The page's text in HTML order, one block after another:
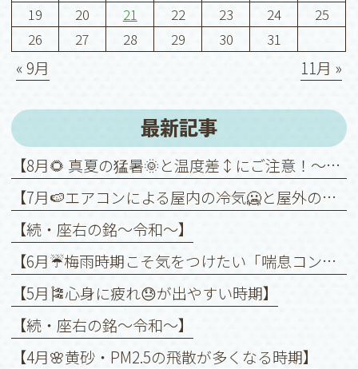
19
20 21 22 23 24
25
26
27 28 29 30 31
« 9月 11月 »
最新記事
【8月🌻 真夏の猛暑🌞と温度差↕️にご注意！～喘息を悪化させないために～】
【7月🍉エアコンによる屋内の冷気🥶と屋外の暑さ🥵との温度差↕️に注意！】
【続・座右の銘〜令和〜】
【6月☔️梅雨時期こそ気をつけたい「喘息コントロール」】
【5月🎏心身に疲れ😓が出やすい時期】
【続・座右の銘〜令和〜】
【4月🌸黄砂・PM2.5の飛散が多くなる時期】